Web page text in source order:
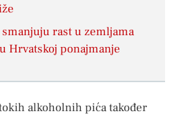
rast u zemljama
Hrvatskoj ponajmanje
alkoholnih pića također